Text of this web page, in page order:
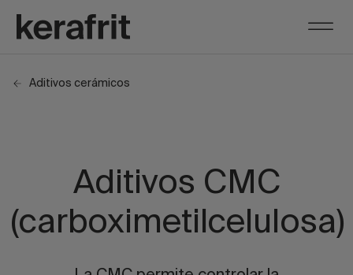
Aditivos cerámicos
Aditivos CMC
(carboximetilcelulosa)